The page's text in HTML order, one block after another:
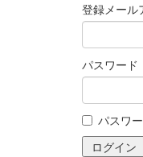
登録メール
パスワード
パスワ